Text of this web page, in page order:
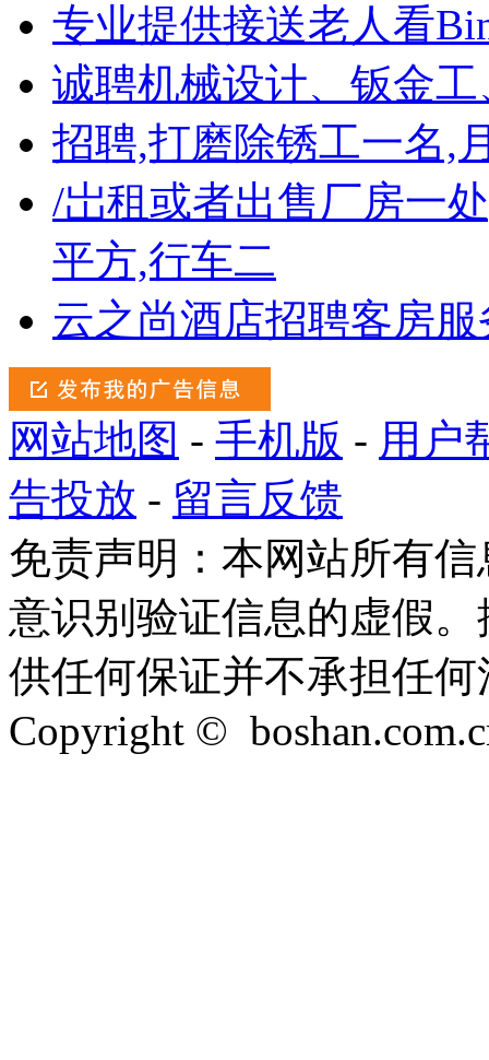
专业提供接送老人看
诚聘机械设计、钣金
招聘,打磨除锈工一名,
/岀租或者出售厂房一
平方,行车二
云之尚酒店招聘客房
网站地图 - 手机版 - 用户
告投放 - 留言反馈
免责声明：本网站所有
意识别验证信息的虚假
供任何保证并不承担任
Copyright ©